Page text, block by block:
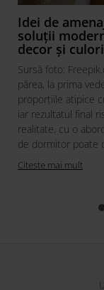
Idei de
soluții
decor și
Sursă foto:
părea, la prima
proporțiile atipice
iar rezultatul final
realitate, cu o
de dormitor poate
Citeste mai mult